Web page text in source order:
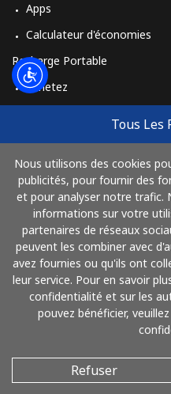
Tous Les
Nous utilisons des cookies
publicités, pour fournir des
et pour analyser notre trafic.
informations sur votre
partenaires de réseaux
peuvent les combiner avec
avez fournies ou qu'ils ont
leur service. Pour en savoir
confidentialité et sur les
pouvez bénéficier,
Refuser
Apps
Calculateur d'économies
Recharge Portable
Achetez
Achetez
Mode de fonctionnement
©